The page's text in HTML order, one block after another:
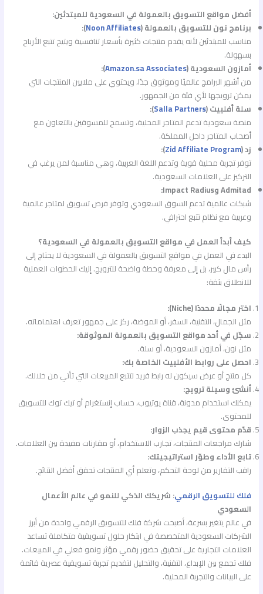
أفضل مواقع التسويق بالعمولة في السعودية للمبتدئين:
برنامج نون للتسويق بالعمولة (Noon Affiliates
):
مناسب للمبتدئين لأنه يقدم منتجات كثيرة بأسعار تنافسية ويتيح تتبع الأرباح
بسهولة.
أمازون السعودية (Amazon.sa Associates
):
من أشهر البرامج عالميًا وموثوق جدًا، ويحتوي على ملايين المنتجات التي
يمكن ترويجها لأي فئة من الجمهور.
سلة أفلييت (Salla Partners
):
منصة سعودية تدعم المتاجر المحلية، وتسمح للمسوقين بالتعاون مع
أصحاب المتاجر داخل المملكة.
زد (Zid Affiliate Program
):
توفر تجربة محلية قوية وتدعم اللغة العربية، وهي مناسبة لمن يرغب في
التركيز على العلامات السعودية.
Admitad وImpact Radius:
شبكات عالمية تدعم السوق السعودي وتوفر فرص تسويق لمتاجر عالمية
وعربية مع نظام تتبع احترافي.
كيف أبدأ العمل في مواقع التسويق بالعمولة في السعودية؟
البدء في العمل في مواقع التسويق بالعمولة في السعودية لا يحتاج إلى
رأس مال كبير، بل إلى معرفة وخطة واضحة للترويج. إليك الخطوات العملية
للانطلاق بثقة:
اختر مجالًا محددًا (Niche):
مثل الجمال، التقنية، السفر، أو الموضة، ركز على جمهور تعرف اهتماماته.
سجّل في أحد مواقع التسويق بالعمولة الموثوقة:
مثل نون، أمازون السعودية، أو سلة.
احصل على روابط الأفلييت الخاصة بك:
كل منتج أو عرض سيكون له رابط فريد لتتبع المبيعات التي تأتي من خلالك.
أنشئ وسيلة ترويج:
يمكنك استخدام مدونة، قناة يوتيوب، حساب إنستغرام أو تيك توك للتسويق
للمحتوى.
قدّم محتوى قيم يجذب الزوار:
شارك مراجعات المنتجات، تجارب الاستخدام، أو مقارنات مفيدة بين العلامات.
تابع الأداء وطوّر استراتيجيتك:
راقب التقارير من لوحة التحكم، وتعلم أي المنتجات تحقق أفضل النتائج.
فلك للتسويق الرقمي: شريكك الذكي للنمو في عالم الأعمال
السعودي
في عالم يتغير بسرعة، أصبحت شركة فلك للتسويق الرقمي واحدة من أبرز
الشركات السعودية المتخصصة في ابتكار حلول تسويقية متكاملة تساعد
العلامات التجارية على تحقيق حضور رقمي مؤثر ونمو فعلي في المبيعات.
فلك تجمع بين الإبداع، التقنية، والتحليل لتقديم تجربة تسويقية عصرية قائمة
على البيانات والتجربة المحلية.